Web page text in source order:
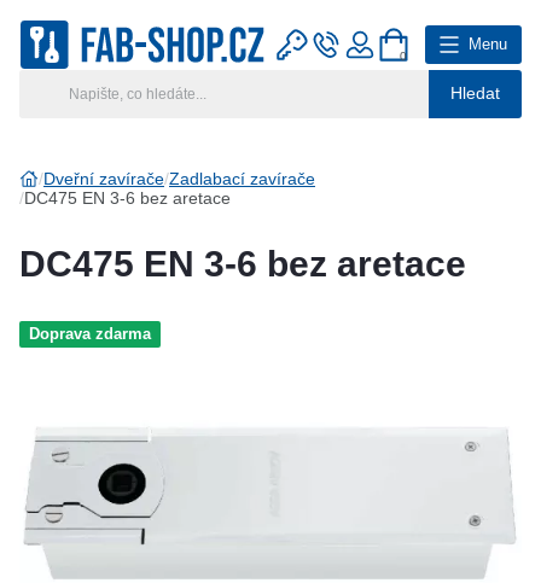
Hledat
0
Menu
Hlavní kategorie
Klíčové systémy
Rady a tipy
Reference
Kontakt
Dveřní zavírače Zadlabací zavírače
DC475 EN 3-6 bez aretace
DC475 EN 3-6 bez aretace
Doprava zdarma